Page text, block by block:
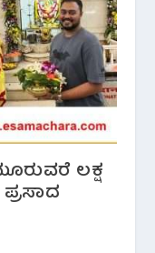
ಲಕ್ಷ